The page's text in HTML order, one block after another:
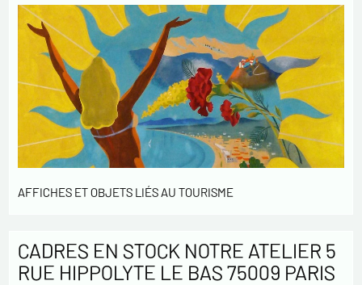
AFFICHES ET OBJETS LIÉS AU TOURISME
CADRES EN STOCK NOTRE ATELIER 5
RUE HIPPOLYTE LE BAS 75009 PARIS